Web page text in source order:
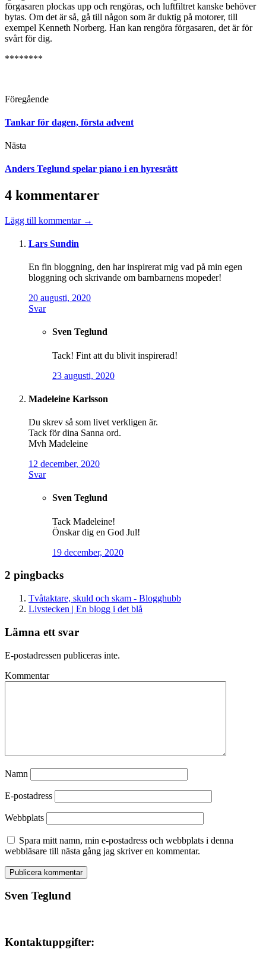
förgasaren plockas upp och rengöras, och luftfiltret kanske behöver
bytas. Om det är så, gå till någon som är duktig på motorer, till
exempel Kenneth Norberg. Han kan rengöra förgasaren, det är för
svårt för dig.
********
Föregående
Tankar för dagen, första advent
Nästa
Anders Teglund spelar piano i en hyresrätt
4 kommentarer
Lägg till kommentar →
Lars Sundin
En fin bloggning, den har inspirerat mig vad på min egen
bloggning och skrivande om barnbarnens mopeder!
20 augusti, 2020
Svar
Sven Teglund
Tack! Fint att du blivit inspirerad!
23 augusti, 2020
Madeleine Karlsson
Du skrev så som livet verkligen är.
Tack för dina Sanna ord.
Mvh Madeleine
12 december, 2020
Svar
Sven Teglund
Tack Madeleine!
Önskar dig en God Jul!
19 december, 2020
2 pingbacks
Tvåtaktare, skuld och skam - Blogghubb
Livstecken | En blogg i det blå
Lämna ett svar
E-postadressen publiceras inte.
Kommentar
Namn
E-postadress
Webbplats
Spara mitt namn, min e-postadress och webbplats i denna
webbläsare till nästa gång jag skriver en kommentar.
Sven Teglund
Kontaktuppgifter: